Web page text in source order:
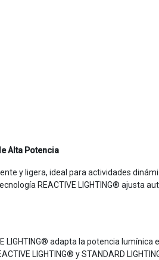
Alta Potencia
y ligera, ideal para actividades
REACTIVE LIGHTING® ajusta
LIGHTING® adapta la potencia
LIGHTING® y STANDARD